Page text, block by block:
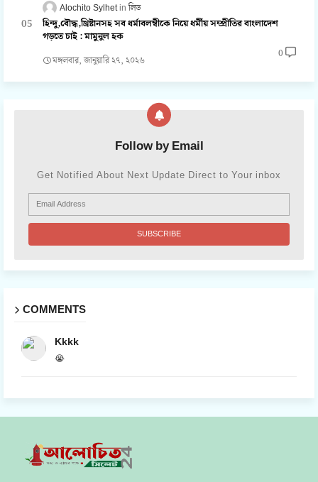
Alochito Sylhet লিড
হিন্দু,বৌদ্ধ,খ্রিষ্টানসহ সব ধর্মাবলম্বীকে নিয়ে ধর্মীয় সম্প্রীতির বাংলাদেশ
গড়তে চাই : মামুনুল হক
মঙ্গলবার, জানুয়ারি ২৭, ২০২৬
0
Follow by Email
Get Notified About Next Update Direct to Your inbox
COMMENTS
Kkkk
😭